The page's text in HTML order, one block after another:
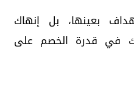
بعينها، بل إنهاك
في قدرة الخصم على